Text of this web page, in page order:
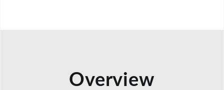
Overview